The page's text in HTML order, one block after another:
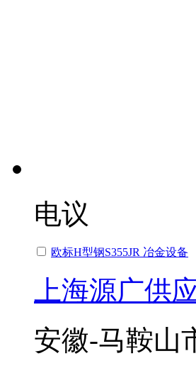
电议
欧标H型钢S355JR 冶金设备
上海源广供
安徽-马鞍山